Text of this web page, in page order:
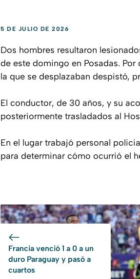
5 DE JULIO DE 2026
Dos hombres resultaron
de este domingo en Posadas.
la que se desplazaban despistó,
El conductor, de 30 años, y su
posteriormente trasladados al
En el lugar trabajó personal
para determinar cómo ocurrió el
Francia venció 1 a 0 a un
duro Paraguay y pasó a
cuartos